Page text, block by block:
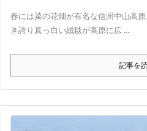
春には菜の花畑が有名な信州中山高
き誇り真っ白い絨毯が高原に広 ...
記事を